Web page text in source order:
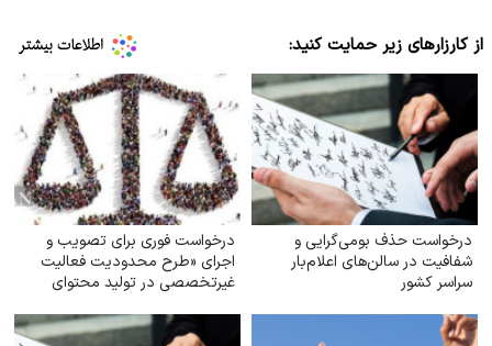
از کارزارهای زیر حمایت کنید:
درخواست حذف بومی‌گرایی و
شفافیت در سالن‌های اعلام‌بار
سراسر کشور
درخواست فوری برای تصویب و
اجرای «طرح محدودیت فعالیت
غیرتخصصی در تولید محتوای